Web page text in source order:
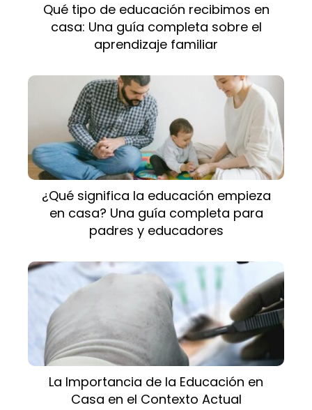
Qué tipo de educación recibimos en
casa: Una guía completa sobre el
aprendizaje familiar
¿Qué significa la educación empieza
en casa? Una guía completa para
padres y educadores
La Importancia de la Educación en
Casa en el Contexto Actual